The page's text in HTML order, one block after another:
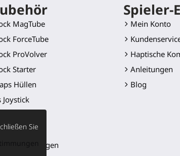
MagTube
ForceTube
ProVolver
Starter
Hüllen
Joystick
Klinge
Halterungen
Spieler-
Mein Konto
Haptische
Anleitungen
Blog
Sie